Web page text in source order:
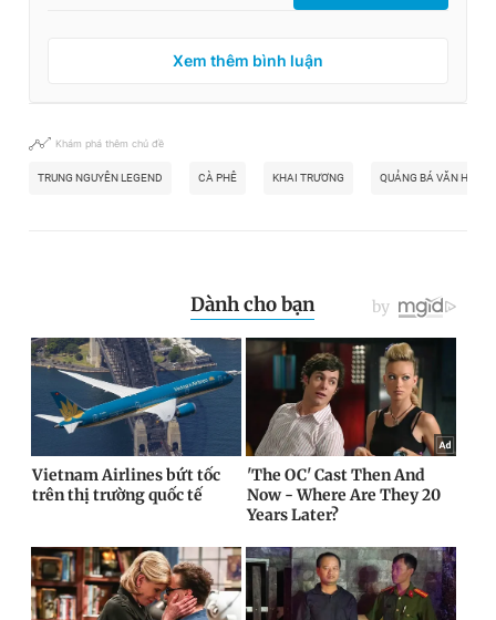
Xem thêm bình luận
Khám phá thêm chủ đề
TRUNG NGUYÊN LEGEND CÀ PHÊ KHAI TRƯƠNG QUẢNG BÁ VĂN HÓA